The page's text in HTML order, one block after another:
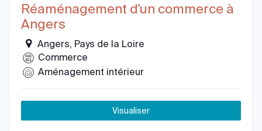
Réaménagement d'un commerce à
Angers
Angers, Pays de la Loire
Commerce
Aménagement intérieur
Visualiser